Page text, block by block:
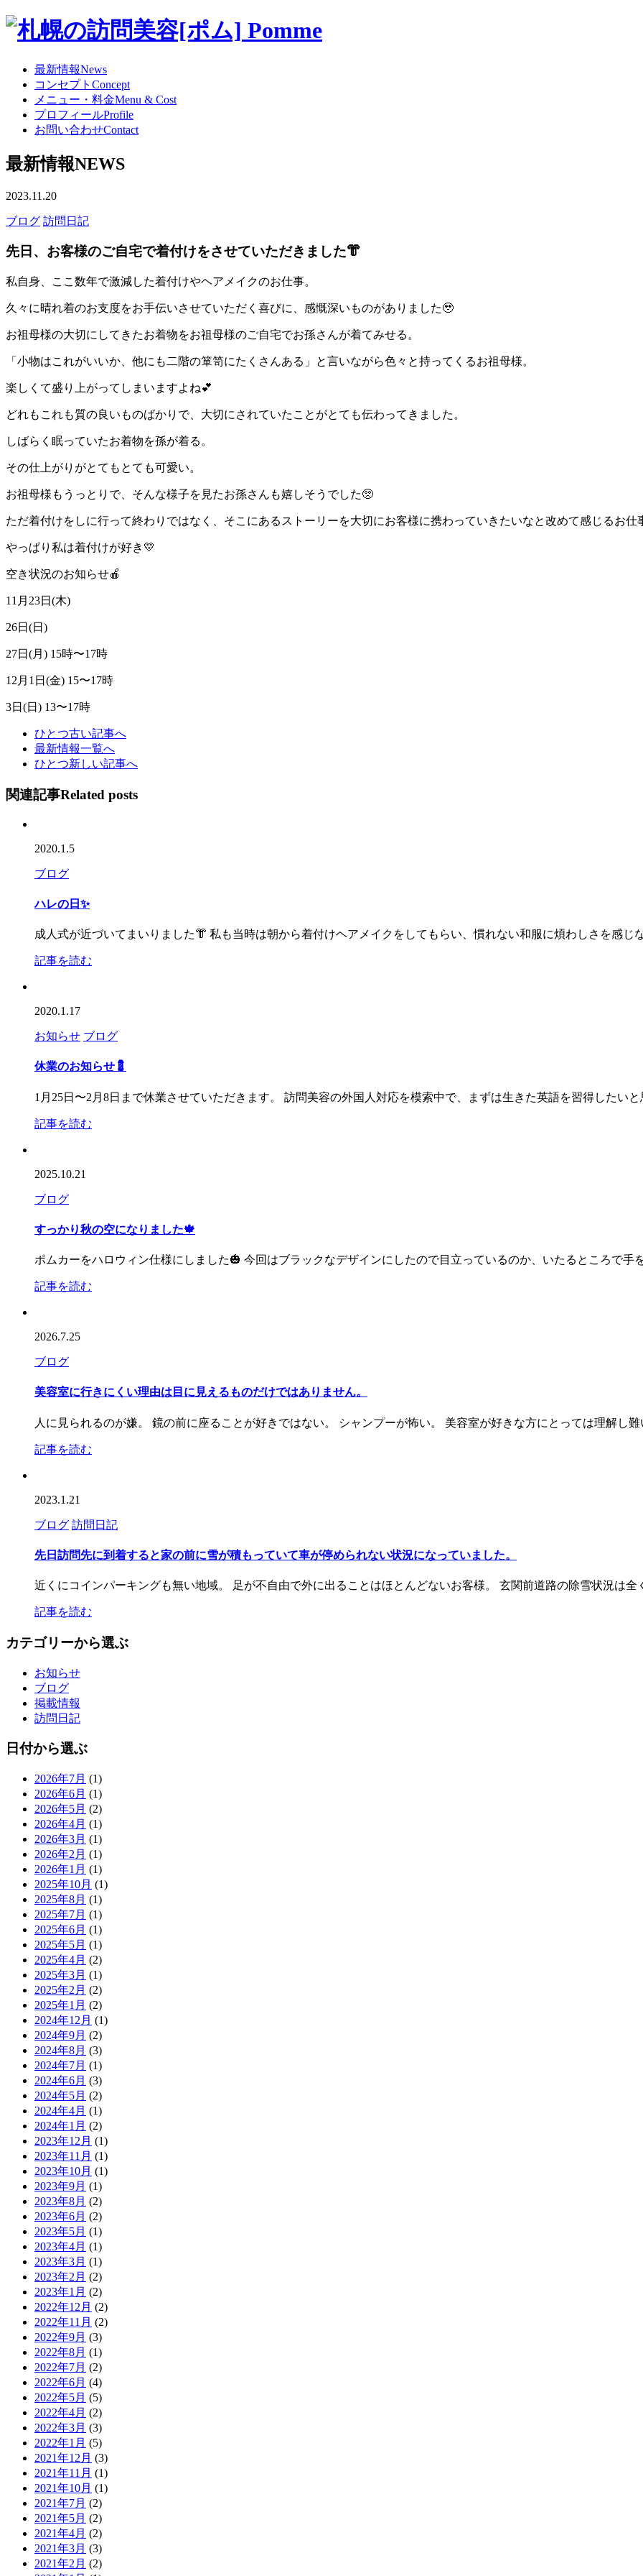
最新情報News
コンセプト Concept
メニュー・料金Menu & Cost
プロフィールProfile
お問い合わせContact
最新情報NEWS
2023.11.20
ブログ 訪問日記
先日、お客様のご自宅で着付けをさせていただきました👘
私自身、ここ数年で激減した着付けやヘアメイクのお仕事。
久々に晴れ着のお支度をお手伝いさせていただく喜びに、感慨深いものがありました🥹
お祖母様の大切にしてきたお着物をお祖母様のご自宅でお孫さんが着てみせる。
「小物はこれがいいか、他にも二階の箪笥にたくさんある」と言いながら色々と持ってくるお祖母様。
楽しくて盛り上がってしまいますよね💕
どれもこれも質の良いものばかりで、大切にされていたことがとても伝わってきました。
しばらく眠っていたお着物を孫が着る。
その仕上がりがとてもとても可愛い。
お祖母様もうっとりで、そんな様子を見たお孫さんも嬉しそうでした🥺
ただ着付けをしに行って終わりではなく、そこにあるストーリーを大切にお客様に携わっていきたいなと改めて感じるお仕
やっぱり私は着付けが好き💛
空き状況のお知らせ🍎
11月23日(木)
26日(日)
27日(月) 15時〜17時
12月1日(金) 15〜17時
3日(日) 13〜17時
ひとつ古い記事へ
最新情報一覧へ
ひとつ新しい記事へ
関連記事Related posts
2020.1.5
ブログ
ハレの日✨
成人式が近づいてまいりました👘 私も当時は朝から着付けヘアメイクをしてもらい、慣れない和服に煩わしさを感じ
記事を読む
2020.1.17
お知らせ ブログ
休業のお知らせ💈
1月25日〜2月8日まで休業させていただきます。 訪問美容の外国人対応を模索中で、まずは生きた英語を習得したい
記事を読む
2025.10.21
ブログ
すっかり秋の空になりました🍁
ポムカーをハロウィン仕様にしました🎃 今回はブラックなデザインにしたので目立っているのか、いたるところで手
記事を読む
2026.7.25
ブログ
美容室に行きにくい理由は目に見えるものだけではありません。
人に見られるのが嫌。 鏡の前に座ることが好きではない。 シャンプーが怖い。 美容室が好きな方にとっては理解し
記事を読む
2023.1.21
ブログ 訪問日記
先日訪問先に到着すると家の前に雪が積もっていて車が停められない状況になっていました。
近くにコインパーキングも無い地域。 足が不自由で外に出ることはほとんどないお客様。 玄関前道路の除雪状況は
記事を読む
カテゴリーから選ぶ
お知らせ
ブログ
掲載情報
訪問日記
日付から選ぶ
2026年7月 (1)
2026年6月 (1)
2026年5月 (2)
2026年4月 (1)
2026年3月 (1)
2026年2月 (1)
2026年1月 (1)
2025年10月 (1)
2025年8月 (1)
2025年7月 (1)
2025年6月 (1)
2025年5月 (1)
2025年4月 (2)
2025年3月 (1)
2025年2月 (2)
2025年1月 (2)
2024年12月 (1)
2024年9月 (2)
2024年8月 (3)
2024年7月 (1)
2024年6月 (3)
2024年5月 (2)
2024年4月 (1)
2024年1月 (2)
2023年12月 (1)
2023年11月 (1)
2023年10月 (1)
2023年9月 (1)
2023年8月 (2)
2023年6月 (2)
2023年5月 (1)
2023年4月 (1)
2023年3月 (1)
2023年2月 (2)
2023年1月 (2)
2022年12月 (2)
2022年11月 (2)
2022年9月 (3)
2022年8月 (1)
2022年7月 (2)
2022年6月 (4)
2022年5月 (5)
2022年4月 (2)
2022年3月 (3)
2022年1月 (5)
2021年12月 (3)
2021年11月 (1)
2021年10月 (1)
2021年7月 (2)
2021年5月 (2)
2021年4月 (2)
2021年3月 (3)
2021年2月 (2)